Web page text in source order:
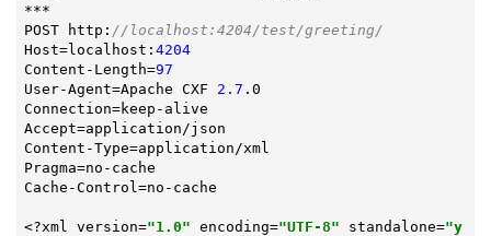
***
POST http: //localhost:4204/test/greeting/
Host=localhost: 4204
Content-Length=97
User-Agent=Apache CXF 2.7 .0
Connection=keep-alive
Accept=application/json
Content-Type=application/xml
Pragma=no-cache
Cache-Control=no-cache
<?xml version="1.0" encoding="UTF-8" standalone="y